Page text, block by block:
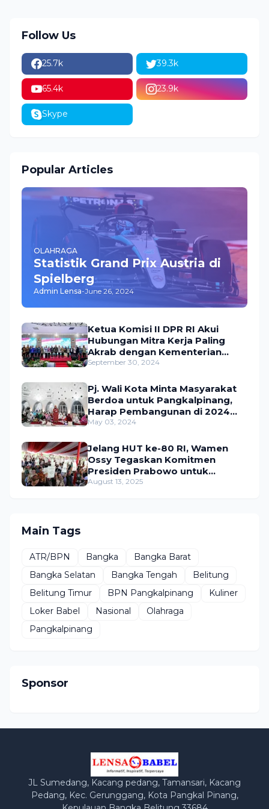
Follow Us
25.7k 39.3k
65.4k 23.9k
Skype
Popular Articles
OLAHRAGA
Statistik Grand Prix Austria di
Spielberg
Admin Lensa-June 26, 2024
Ketua Komisi II DPR RI Akui
Hubungan Mitra Kerja Paling
Akrab dengan Kementerian
ATR/BPN
September 30, 2024
Pj. Wali Kota Minta Masyarakat
Berdoa untuk Pangkalpinang,
Harap Pembangunan di 2024
Berjalan Lancar
May 03, 2024
Jelang HUT ke-80 RI, Wamen
Ossy Tegaskan Komitmen
Presiden Prabowo untuk
Menyejahterakan Rakyat
August 13, 2025
Main Tags
ATR/BPN Bangka
Bangka Barat
Bangka Selatan
Bangka Tengah
Belitung
Belitung Timur
BPN Pangkalpinang
Kuliner
Loker Babel
Nasional
Olahraga
Pangkalpinang
Sponsor
JL Sumedang, Kacang pedang, Tamansari, Kacang
Pedang, Kec. Gerunggang, Kota Pangkal Pinang,